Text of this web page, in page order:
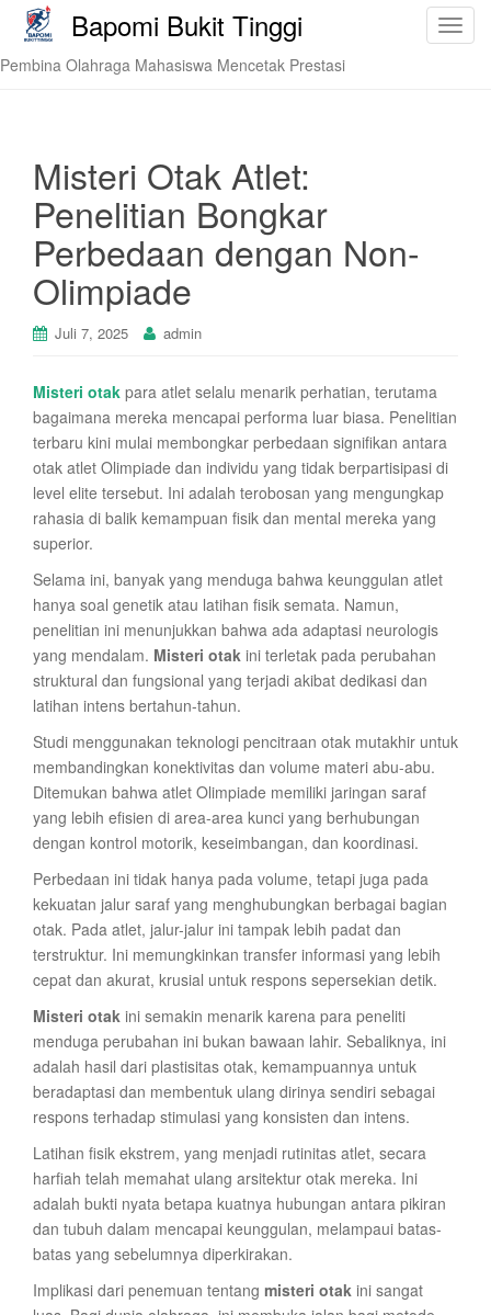
T
Bapomi Bukit Tinggi
Pembina Olahraga Mahasiswa Mencetak Prestasi
Misteri Otak Atlet:
Penelitian Bongkar
Perbedaan dengan Non-
Olimpiade
Juli 7, 2025 admin
Misteri otak para atlet selalu menarik perhatian, terutama
bagaimana mereka mencapai performa luar biasa. Penelitian
terbaru kini mulai membongkar perbedaan signifikan antara
otak atlet Olimpiade dan individu yang tidak berpartisipasi di
level elite tersebut. Ini adalah terobosan yang mengungkap
rahasia di balik kemampuan fisik dan mental mereka yang
superior.
Selama ini, banyak yang menduga bahwa keunggulan atlet
hanya soal genetik atau latihan fisik semata. Namun,
penelitian ini menunjukkan bahwa ada adaptasi neurologis
yang mendalam. Misteri otak ini terletak pada perubahan
struktural dan fungsional yang terjadi akibat dedikasi dan
latihan intens bertahun-tahun.
Studi menggunakan teknologi pencitraan otak mutakhir untuk
membandingkan konektivitas dan volume materi abu-abu.
Ditemukan bahwa atlet Olimpiade memiliki jaringan saraf
yang lebih efisien di area-area kunci yang berhubungan
dengan kontrol motorik, keseimbangan, dan koordinasi.
Perbedaan ini tidak hanya pada volume, tetapi juga pada
kekuatan jalur saraf yang menghubungkan berbagai bagian
otak. Pada atlet, jalur-jalur ini tampak lebih padat dan
terstruktur. Ini memungkinkan transfer informasi yang lebih
cepat dan akurat, krusial untuk respons sepersekian detik.
Misteri otak ini semakin menarik karena para peneliti
menduga perubahan ini bukan bawaan lahir. Sebaliknya, ini
adalah hasil dari plastisitas otak, kemampuannya untuk
beradaptasi dan membentuk ulang dirinya sendiri sebagai
respons terhadap stimulasi yang konsisten dan intens.
Latihan fisik ekstrem, yang menjadi rutinitas atlet, secara
harfiah telah memahat ulang arsitektur otak mereka. Ini
adalah bukti nyata betapa kuatnya hubungan antara pikiran
dan tubuh dalam mencapai keunggulan, melampaui batas-
batas yang sebelumnya diperkirakan.
Implikasi dari penemuan tentang misteri otak ini sangat